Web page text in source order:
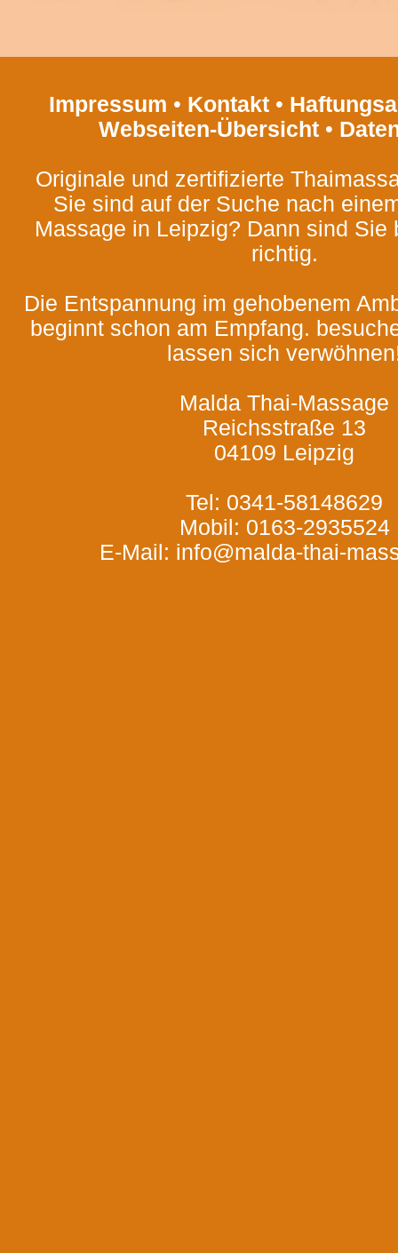
Impressum • Kontakt •
Webseiten-Übersicht•
Originale und zertifizierte
Sie sind auf der Suche nach
Massage in Leipzig? Dann sind Sie
richtig.
Die Entspannung im gehobenem
beginnt schon am Empfang.
lassen sich
Malda Thai-Massage
Reichsstraße 13
04109 Leipzig
Tel: 0341-58148629
Mobil: 0163-2935524
E-Mail: info@malda-thai-